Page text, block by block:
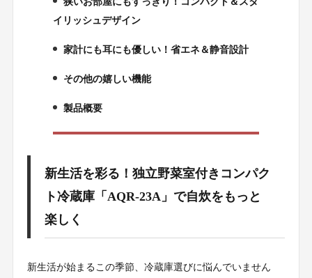
3.
イリッシュデザイン
4.
家計にも耳にも優しい！省エネ＆静音設計
その他の嬉しい機能
6.
製品概要
新生活を彩る！独立野菜室付きコンパク
ト冷蔵庫「AQR-23A」で自炊をもっと
楽しく
新生活が始まるこの季節、冷蔵庫選びに悩んでいません